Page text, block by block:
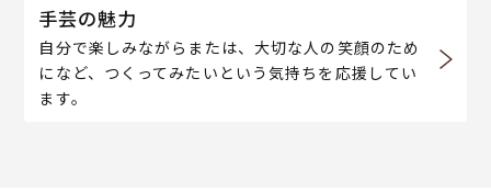
手芸の魅力
自分で楽しみながらまたは、大切な人の笑顔のため
になど、つくってみたいという気持ちを応援してい
ます。